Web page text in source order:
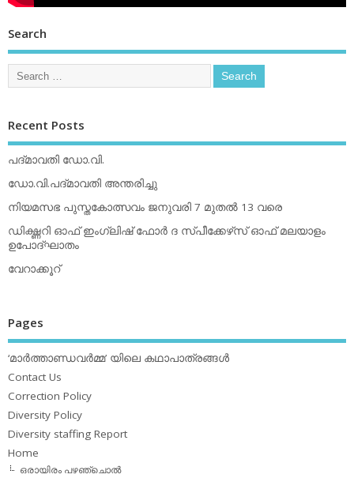
Search
Recent Posts
പദ്മാവതി ഡോ.വി.
ഡോ.വി.പദ്മാവതി അന്തരിച്ചു
നിയമസഭ പുസ്തകോത്സവം ജനുവരി 7 മുതല്‍ 13 വരെ
ഡിക്ഷ്ണറി ഓഫ് ഇംഗ്ലിഷ് ഫോര്‍ ദ സ്പീക്കേഴ്‌സ് ഓഫ് മലയാളം
ഉപോദ്ഘാതം
വേറാക്കൂറ്
Pages
‘മാര്‍ത്താണ്ഡവര്‍മ്മ’ യിലെ കഥാപാത്രങ്ങള്‍
Contact Us
Correction Policy
Diversity Policy
Diversity staffing Report
Home
ഒരായിരം പഴഞ്ചൊല്‍